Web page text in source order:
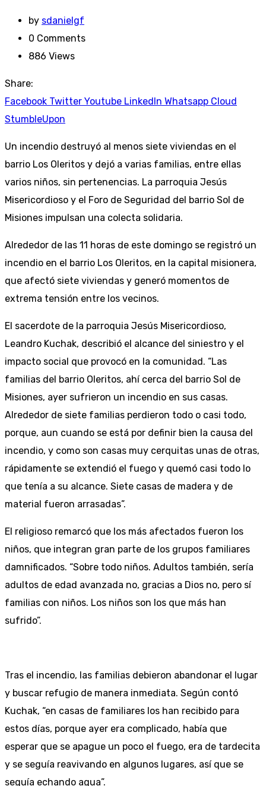
by sdanielgf
0 Comments
886 Views
Share:
Facebook Twitter Youtube LinkedIn Whatsapp Cloud
StumbleUpon
Un incendio destruyó al menos siete viviendas en el
barrio Los Oleritos y dejó a varias familias, entre ellas
varios niños, sin pertenencias. La parroquia Jesús
Misericordioso y el Foro de Seguridad del barrio Sol de
Misiones impulsan una colecta solidaria.
Alrededor de las 11 horas de este domingo se registró un
incendio en el barrio Los Oleritos, en la capital misionera,
que afectó siete viviendas y generó momentos de
extrema tensión entre los vecinos.
El sacerdote de la parroquia Jesús Misericordioso,
Leandro Kuchak, describió el alcance del siniestro y el
impacto social que provocó en la comunidad. “Las
familias del barrio Oleritos, ahí cerca del barrio Sol de
Misiones, ayer sufrieron un incendio en sus casas.
Alrededor de siete familias perdieron todo o casi todo,
porque, aun cuando se está por definir bien la causa del
incendio, y como son casas muy cerquitas unas de otras,
rápidamente se extendió el fuego y quemó casi todo lo
que tenía a su alcance. Siete casas de madera y de
material fueron arrasadas”.
El religioso remarcó que los más afectados fueron los
niños, que integran gran parte de los grupos familiares
damnificados. “Sobre todo niños. Adultos también, sería
adultos de edad avanzada no, gracias a Dios no, pero sí
familias con niños. Los niños son los que más han
sufrido”.
Tras el incendio, las familias debieron abandonar el lugar
y buscar refugio de manera inmediata. Según contó
Kuchak, “en casas de familiares los han recibido para
estos días, porque ayer era complicado, había que
esperar que se apague un poco el fuego, era de tardecita
y se seguía reavivando en algunos lugares, así que se
seguía echando agua”.